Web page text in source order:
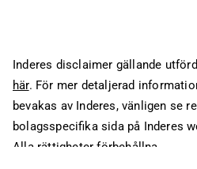
Inderes disclaimer gällande
här. För mer detaljerad
bevakas av Inderes, vänligen se
bolagsspecifika sida på Inderes
Alla rättigheter förbehållna.